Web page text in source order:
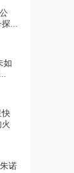
...
如
快
诺